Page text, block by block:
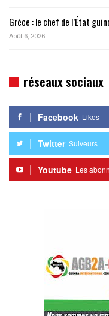
Grèce : le chef de l’État
Août 6, 2026
réseaux sociaux
Facebook Likes
Twitter Suiveurs
Youtube Les